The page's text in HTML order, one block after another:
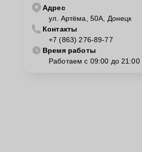
Адрес
ул. Артёма, 50А, Донецк
Контакты
+7 (863) 276-89-77
Время работы
Работаем с 09:00 до 21:00